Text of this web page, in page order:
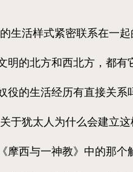
活样式紧密联系在一起
的北方和西北方，都有
役的生活经历有直接关系
犹太人为什么会建立这
西与一神教》中的那个